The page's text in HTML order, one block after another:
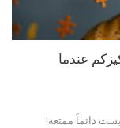
عندما
دائماً ممتعة!